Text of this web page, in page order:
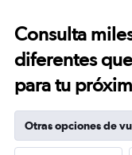
Consulta
diferentes
para tu
Otras opciones de